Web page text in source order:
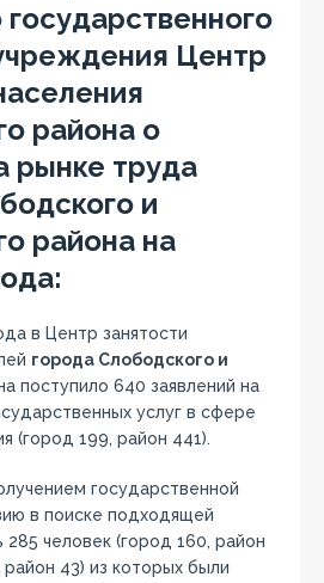
Центр
района о
рынке труда
и
района на
в Центр занятости
города Слободского и
поступило 640 заявлений на
услуг в сфере
(город 199, район 441).
государственной
в поиске подходящей
человек (город 160, район
43) из которых были